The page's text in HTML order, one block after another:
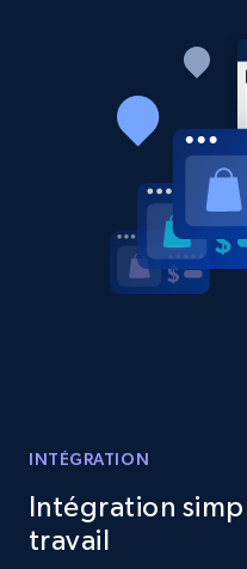
URL, Product id,
Reviews count shop,
price, and more.
323+
Etsy - Collects data
URL, Product id,
INTÉGRATION
Intégration
travail